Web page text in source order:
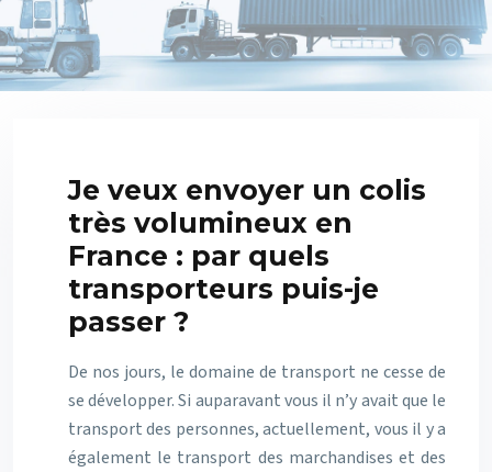
Je veux envoyer un colis
très volumineux en
France : par quels
transporteurs puis-je
passer ?
De nos jours, le domaine de transport ne cesse de
se développer. Si auparavant vous il n’y avait que le
transport des personnes, actuellement, vous il y a
également le transport des marchandises et des